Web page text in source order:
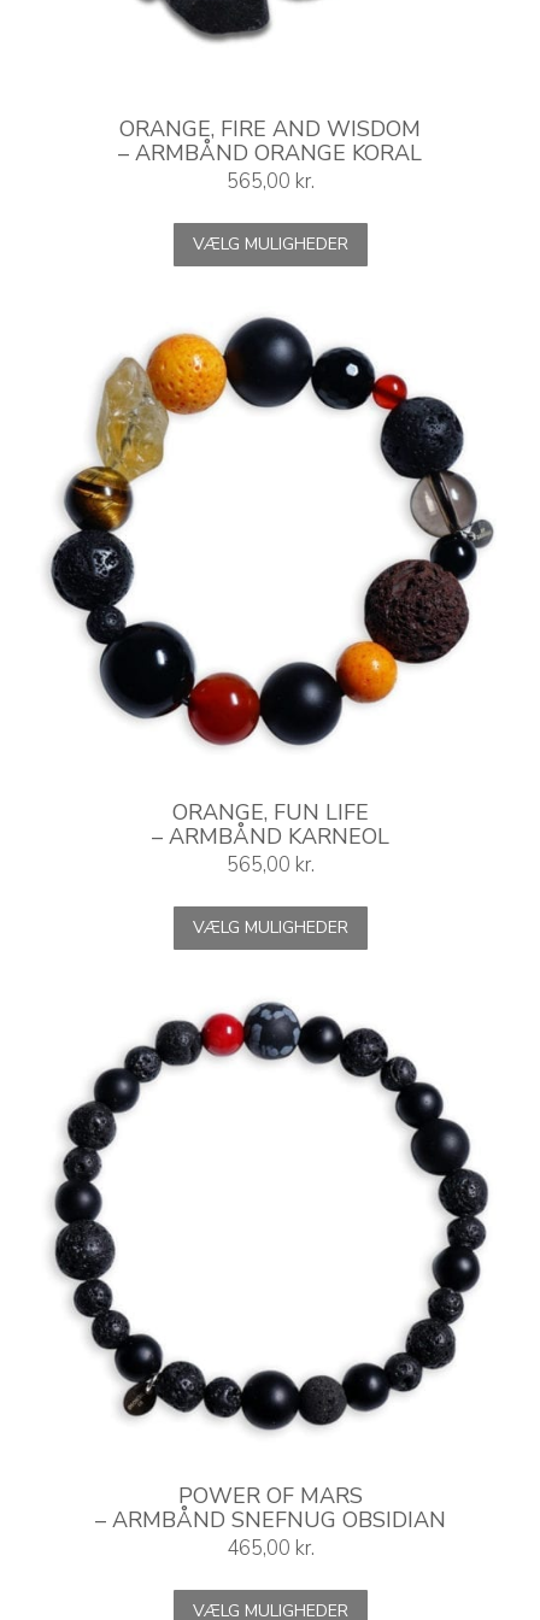
ORANGE, FIRE AND WISDOM
– ARMBÅND ORANGE KORAL
565,00 kr.
VÆLG MULIGHEDER Dette
har
kan
vælges
på
varesiden
ORANGE, FUN LIFE
– ARMBÅND KARNEOL
565,00 kr.
VÆLG MULIGHEDER Dette
har
Mulighederne
kan
vælges
på
varesiden
POWER OF MARS
– ARMBÅND SNEFNUG OBSIDIAN
465,00 kr.
VÆLG MULIGHEDER Dette